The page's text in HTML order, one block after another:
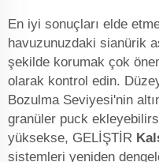
En iyi sonuçları elde
havuzunuzdaki sianürik
şekilde korumak çok
olarak kontrol edin.
Bozulma Seviyesi'nin
granüler puck
yüksekse, GELİŞTİR
sistemleri yeniden